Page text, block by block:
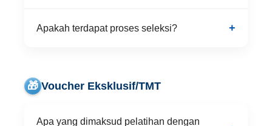
Apakah terdapat proses seleksi?
🎁 Voucher Eksklusif/TMT
Apa yang dimaksud pelatihan dengan